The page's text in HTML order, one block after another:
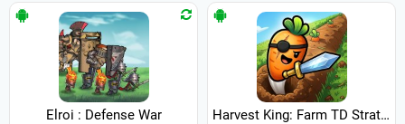
Elroi : Defense War Harvest King: Farm TD Strategy